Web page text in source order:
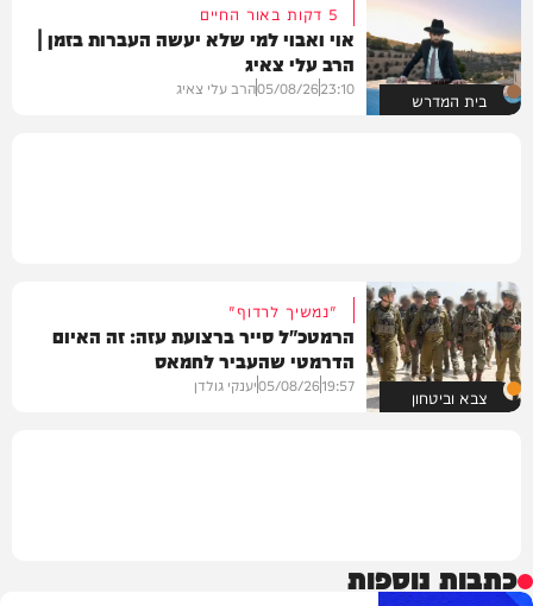
בית המדרש
5 דקות באור החיים
אוי ואבוי למי שלא יעשה העברות בזמן |
הרב עלי צאיג
23:10
05/08/26הרב עלי צאיג
צבא וביטחון
"נמשיך לרדוף"
הרמטכ"ל סייר ברצועת עזה: זה האיום
הדרמטי שהעביר לחמאס
19:57
05/08/26יענקי גולדן
כתבות נוספות